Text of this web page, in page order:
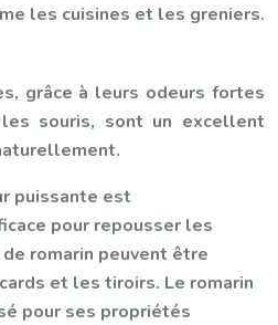
les cuisines et les greniers.
grâce à leurs odeurs fortes
souris, sont un excellent
puissante est
pour repousser les
romarin peuvent être
et les tiroirs. Le romarin
pour ses propriétés